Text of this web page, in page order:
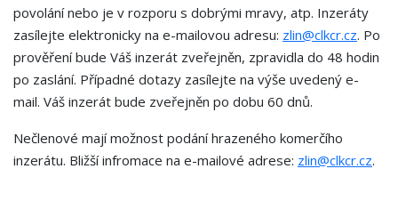
povolání nebo je v rozporu s dobrými mravy, atp. Inzeráty
zasílejte elektronicky na e-mailovou adresu: zlin@clkcr.cz. Po
prověření bude Váš inzerát zveřejněn, zpravidla do 48 hodin
po zaslání. Případné dotazy zasílejte na výše uvedený e-
mail. Váš inzerát bude zveřejněn po dobu 60 dnů.
Nečlenové mají možnost podání hrazeného komerčího
inzerátu. Bližší infromace na e-mailové adrese: zlin@clkcr.cz.